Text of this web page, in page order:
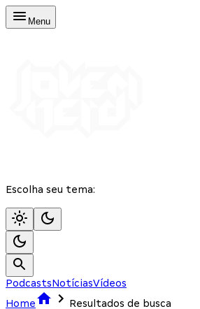
Menu
Escolha seu tema:
PodcastsNotíciasVídeos
Home
Resultados de busca